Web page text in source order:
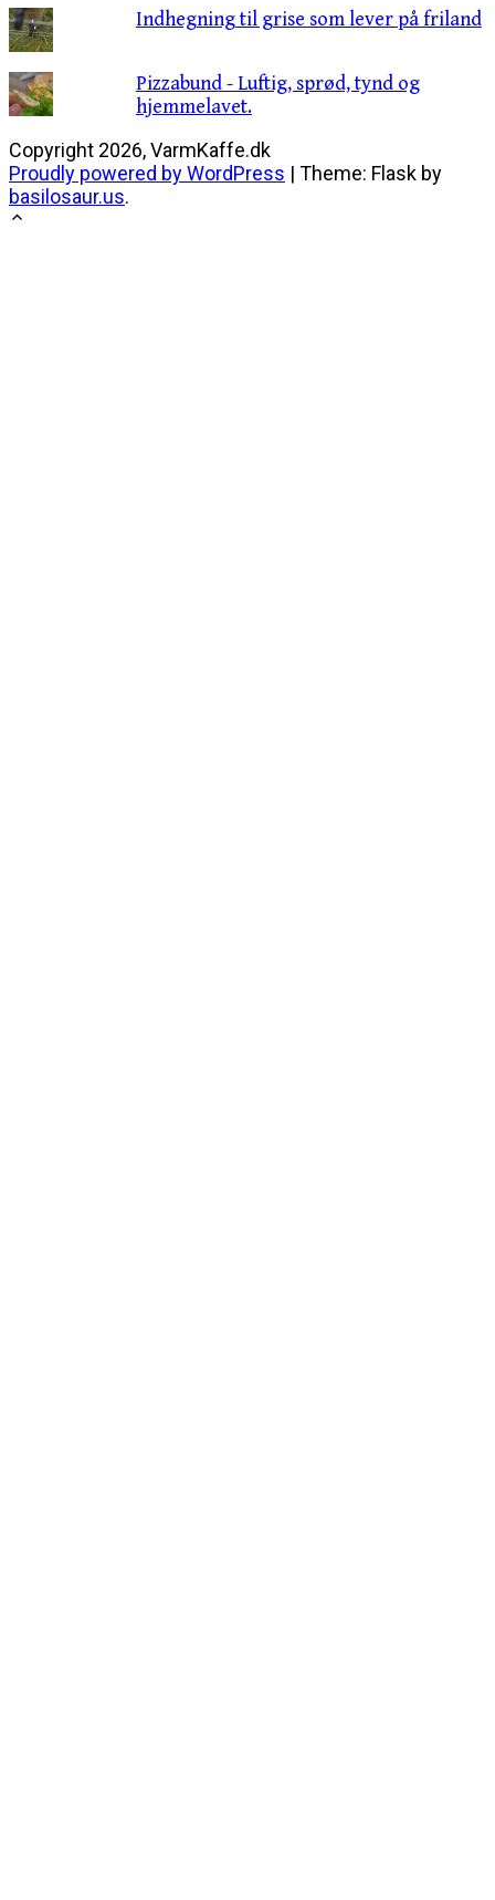
Indhegning til grise som lever på friland
Pizzabund - Luftig, sprød, tynd og
hjemmelavet.
Copyright 2026, VarmKaffe.dk
Proudly powered by WordPress | Theme: Flask by
basilosaur.us.